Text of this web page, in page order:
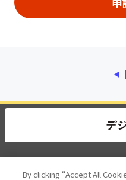
動作環境
By clicking “Accept All